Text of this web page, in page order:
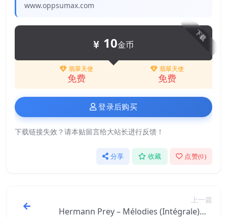
www.oppsumax.com
下载
10金币
翡翠天使
免费
翡翠天使
免费
登录后购买
下载链接失效？请本贴留言给大站长进行反馈！
分享 收藏 点赞(0)
上一篇
Hermann Prey – Mélodies (Intégrale)【4